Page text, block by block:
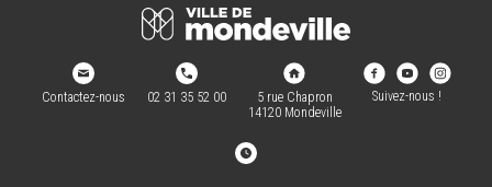
Contactez-nous 02 31 35 52 00
5 rue Chapron
14120 Mondeville
Suivez-nous !